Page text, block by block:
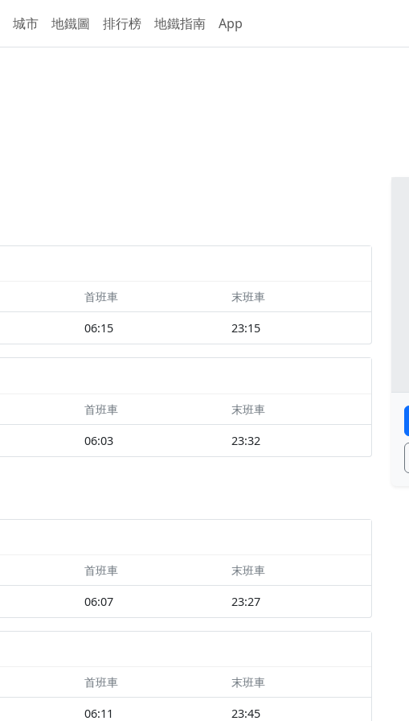
城市 地鐵圖 排行榜 地鐵指南 App
首班車 末班車
06:15 23:15
首班車 末班車
06:03 23:32
首班車 末班車
06:07 23:27
首班車 末班車
06:11 23:45